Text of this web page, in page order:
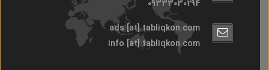
09333030294
ads [at] tabliqkon.com
info [at] tabliqkon.com